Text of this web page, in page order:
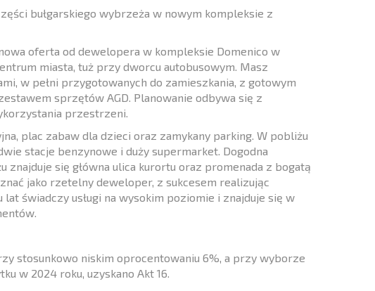
bułgarskiego wybrzeża w nowym kompleksie z
oferta od dewelopera w kompleksie Domenico w
miasta, tuż przy dworcu autobusowym. Masz
w pełni przygotowanych do zamieszkania, z gotowym
sprzętów AGD. Planowanie odbywa się z
przestrzeni.
plac zabaw dla dzieci oraz zamykany parking. W pobliżu
stacje benzynowe i duży supermarket. Dogodna
znajduje się główna ulica kurortu oraz promenada z bogatą
jako rzetelny deweloper, z sukcesem realizując
świadczy usługi na wysokim poziomie i znajduje się w
stosunkowo niskim oprocentowaniu 6%, a przy wyborze
w 2024 roku, uzyskano Akt 16.